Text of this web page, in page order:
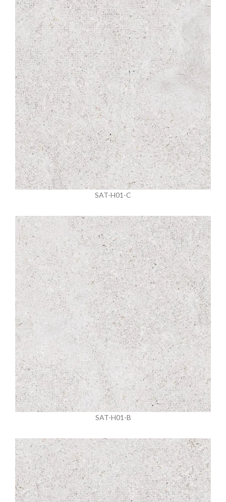
SAT-H01-C
SAT-H01-B